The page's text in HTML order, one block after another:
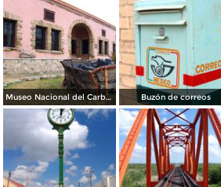
Museo Nacional del Carbón Buzón de correos